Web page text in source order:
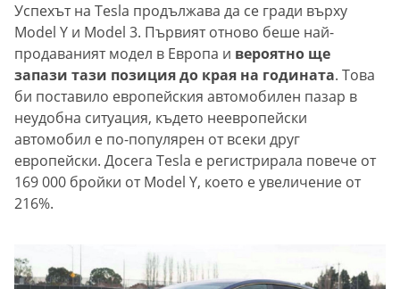
Успехът на Tesla продължава да се гради върху
Model Y и Model 3. Първият отново беше най-
продаваният модел в Европа и вероятно ще
запази тази позиция до края на годината. Това
би поставило европейския автомобилен пазар в
неудобна ситуация, където неевропейски
автомобил е по-популярен от всеки друг
европейски. Досега Tesla е регистрирала повече от
169 000 бройки от Model Y, което е увеличение от
216%.